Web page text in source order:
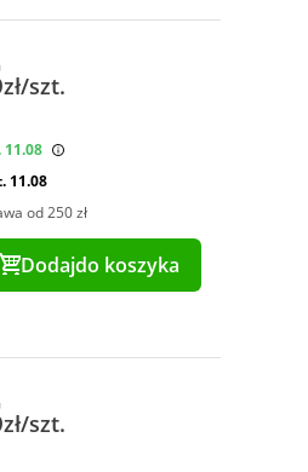
zł/szt.
11.08
11.08
od 250 zł
Dodajdo koszyka
zł/szt.